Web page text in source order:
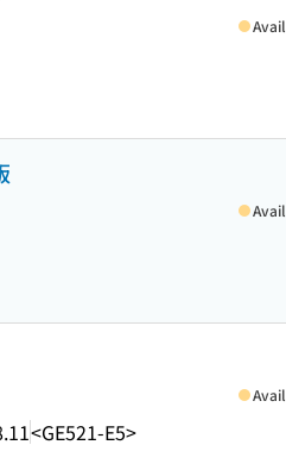
<GE521-E5>